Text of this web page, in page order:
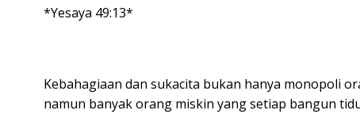
*Yesaya 49:13*
Kebahagiaan dan sukacita bukan hanya monopoli
namun banyak orang miskin yang setiap bangun